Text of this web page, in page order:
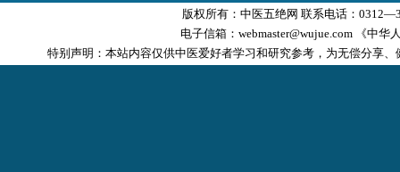
版权所有：中医五绝网 联系电话：
电子信箱： webmaster@wujue.com《中华
特别声明：本站内容仅供中医爱好者学习和研究参考，为无偿分享